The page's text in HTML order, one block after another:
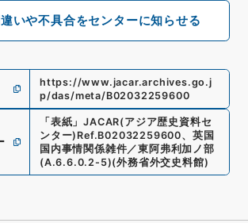
いや不具合をセンターに知らせる
https://www.jacar.archives.go.j
p/das/meta/B02032259600
「 表紙 」JACAR(アジア歴史資料セ
ンター) Ref.B02032259600、 英国
国内事情関係雑件／東阿弗利加ノ部
(A.6.6.0.2-5)(外務省外交史料館)